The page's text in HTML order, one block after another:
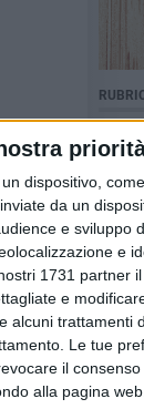
dispositivo,
da un
e sviluppo
e
1731 partner
e
alcuni trattamenti
Le tue
il
alla pagina web.